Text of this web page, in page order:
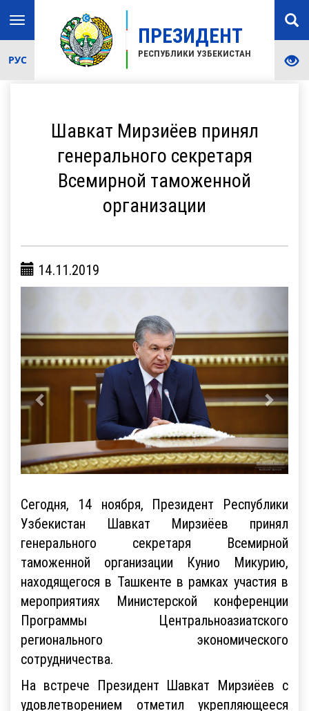
ПРЕЗИДЕНТ
РЕСПУБЛИКИ УЗБЕКИСТАН
Toggle
navigation
РУС
Шавкат Мирзиёев принял
генерального секретаря
Всемирной таможенной
организации
14.11.2019
Сегодня, 14 ноября, Президент Республики
Узбекистан Шавкат Мирзиёев принял
генерального секретаря Всемирной
таможенной организации Кунио Микурию,
находящегося в Ташкенте в рамках участия в
мероприятиях Министерской конференции
Программы Центральноазиатского
регионального экономического
сотрудничества.
На встрече Президент Шавкат Мирзиёев с
удовлетворением отметил укрепляющееся